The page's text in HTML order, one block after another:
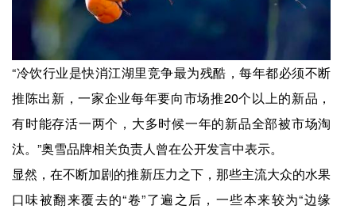
“冷饮行业是快消江湖里竞争最为残酷，每年都必须不断
推陈出新，一家企业每年要向市场推20个以上的新品，
有时能存活一两个，大多时候一年的新品全部被市场淘
汰。”奥雪品牌相关负责人曾在公开发言中表示。
显然，在不断加剧的推新压力之下，那些主流大众的水果
口味被翻来覆去的“卷”了遍之后，一些本来较为“边缘